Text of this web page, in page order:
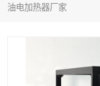
油电加热器厂家